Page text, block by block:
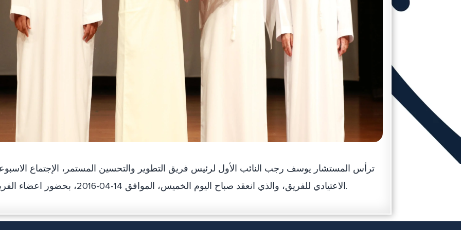
ترأس المستشار يوسف رجب النائب الأول لرئيس فريق التطوير والتحسين المستمر، الإجتماع
الاعتيادي للفريق، والذي انعقد صباح اليوم الخميس، الموافق 14-04-2016، بحضور اعضاء الفريق.